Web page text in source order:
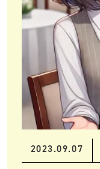
2023.09.07